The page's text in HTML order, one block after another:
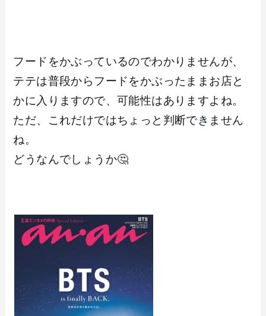
フードをかぶっているのでわかりませんが、
テテは普段からフードをかぶったままお店と
かに入りますので、可能性はありますよね。
ただ、これだけではちょっと判断できません
ね。
どうなんでしょうか🤔